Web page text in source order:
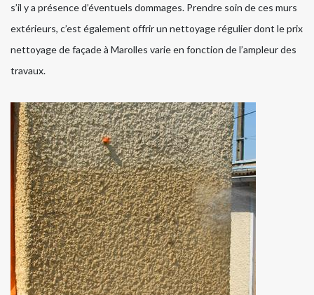
s’il y a présence d’éventuels dommages. Prendre soin de ces murs
extérieurs, c’est également offrir un nettoyage régulier dont le prix
nettoyage de façade à Marolles varie en fonction de l’ampleur des
travaux.